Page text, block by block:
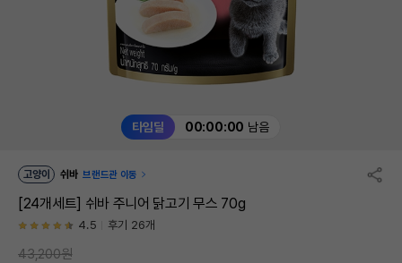
타임딜 00:00:00 남음
고양이 쉬바 브랜드관 이동
[24개세트] 쉬바 주니어 닭고기 무스 70g
4.5 후기 26개
43,200원